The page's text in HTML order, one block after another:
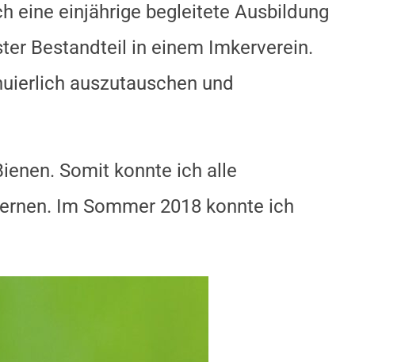
eine einjährige begleitete Ausbildung
Bestandteil in einem Imkerverein.
auszutauschen und
Somit konnte ich alle
Im Sommer 2018 konnte ich